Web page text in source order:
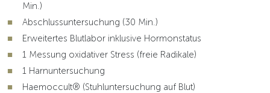
Min.)
Abschlussuntersuchung (30 Min.)
Erweitertes Blutlabor inklusive Hormonstatus
1 Messung oxidativer Stress (freie Radikale)
1 Harnuntersuchung
Haemoccult® (Stuhluntersuchung auf Blut)